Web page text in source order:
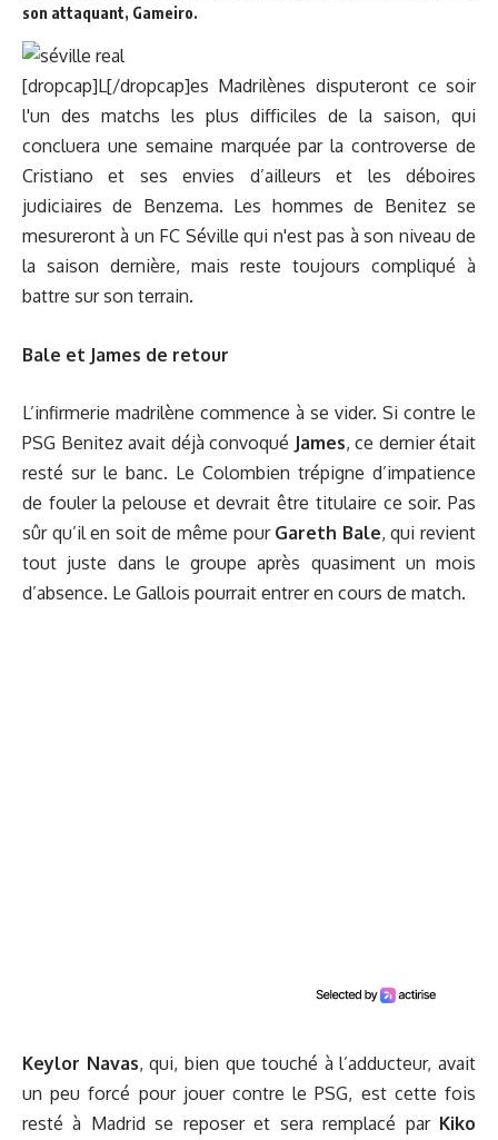
son attaquant, Gameiro.
[dropcap]L[/dropcap]es Madrilènes disputeront ce soir
l'un des matchs les plus difficiles de la saison, qui
concluera une semaine marquée par la controverse de
Cristiano et ses envies d’ailleurs et les déboires
judiciaires de Benzema. Les hommes de Benitez se
mesureront à un FC Séville qui n'est pas à son niveau de
la saison dernière, mais reste toujours compliqué à
battre sur son terrain.
Bale et James de retour
L’infirmerie madrilène commence à se vider. Si contre le
PSG Benitez avait déjà convoqué James, ce dernier était
resté sur le banc. Le Colombien trépigne d’impatience
de fouler la pelouse et devrait être titulaire ce soir. Pas
sûr qu’il en soit de même pour Gareth Bale, qui revient
tout juste dans le groupe après quasiment un mois
d’absence. Le Gallois pourrait entrer en cours de match.
Keylor Navas, qui, bien que touché à l’adducteur, avait
un peu forcé pour jouer contre le PSG, est cette fois
resté à Madrid se reposer et sera remplacé par Kiko